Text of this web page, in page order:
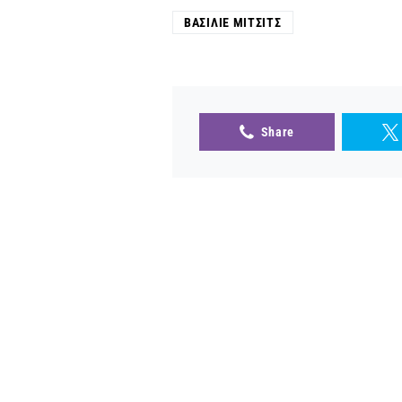
ΒΑΣΊΛΙΕ ΜΊΤΣΙΤΣ
Share